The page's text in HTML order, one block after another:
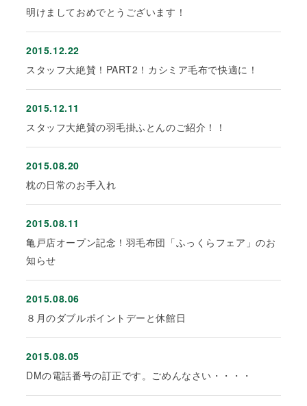
明けましておめでとうございます！
2015.12.22
スタッフ大絶賛！PART2！カシミア毛布で快適に！
2015.12.11
スタッフ大絶賛の羽毛掛ふとんのご紹介！！
2015.08.20
枕の日常のお手入れ
2015.08.11
亀戸店オープン記念！羽毛布団「ふっくらフェア」のお
知らせ
2015.08.06
８月のダブルポイントデーと休館日
2015.08.05
DMの電話番号の訂正です。ごめんなさい・・・・